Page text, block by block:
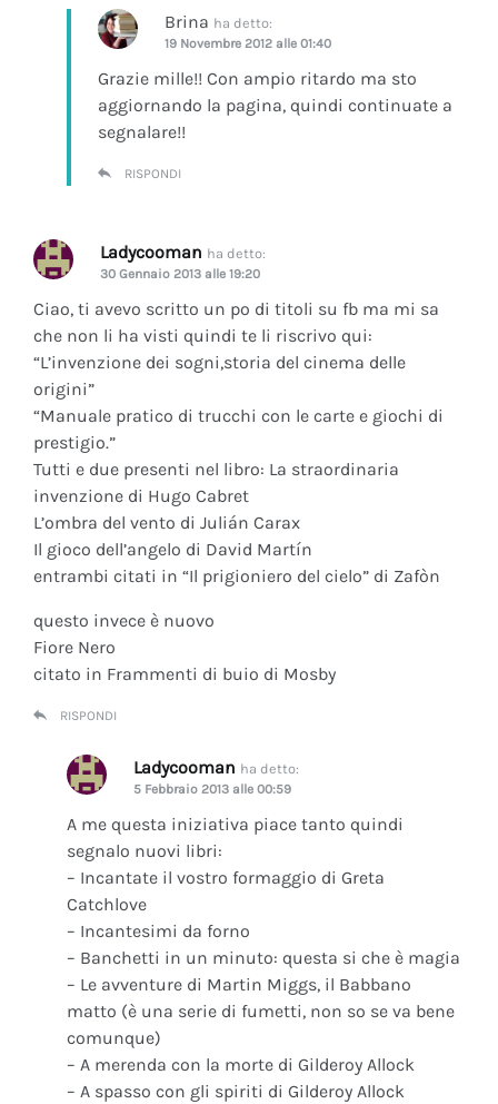
Brina ha detto:
19 Novembre 2012 alle 01:40
Grazie mille!! Con ampio ritardo ma sto
aggiornando la pagina, quindi continuate a
segnalare!!
RISPONDI
Ladycooman ha detto:
30 Gennaio 2013 alle 19:20
Ciao, ti avevo scritto un po di titoli su fb ma mi sa
che non li ha visti quindi te li riscrivo qui:
“L’invenzione dei sogni,storia del cinema delle
origini”
“Manuale pratico di trucchi con le carte e giochi di
prestigio.”
Tutti e due presenti nel libro: La straordinaria
invenzione di Hugo Cabret
L’ombra del vento di Julián Carax
Il gioco dell’angelo di David Martín
entrambi citati in “Il prigioniero del cielo” di Zafòn
questo invece è nuovo
Fiore Nero
citato in Frammenti di buio di Mosby
RISPONDI
Ladycooman ha detto:
5 Febbraio 2013 alle 00:59
A me questa iniziativa piace tanto quindi
segnalo nuovi libri:
– Incantate il vostro formaggio di Greta
Catchlove
– Incantesimi da forno
– Banchetti in un minuto: questa si che è magia
– Le avventure di Martin Miggs, il Babbano
matto (è una serie di fumetti, non so se va bene
comunque)
– A merenda con la morte di Gilderoy Allock
– A spasso con gli spiriti di Gilderoy Allock